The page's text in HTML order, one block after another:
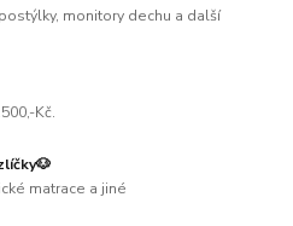
monitory dechu a další
Kč.
matrace a jiné